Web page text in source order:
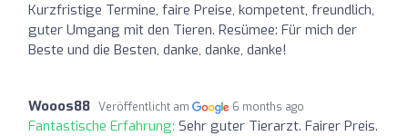
Kurzfristige Termine, faire Preise, kompetent, freundlich,
guter Umgang mit den Tieren. Resümee: Für mich der
Beste und die Besten, danke, danke, danke!
Wooos88 Veröffentlicht am 6 months ago
Fantastische Erfahrung: Sehr guter Tierarzt. Fairer Preis.